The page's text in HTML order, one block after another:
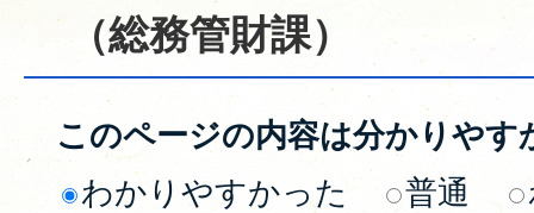
（総務管財課）
このページの内容は分かりやす
わかりやすかった
普通